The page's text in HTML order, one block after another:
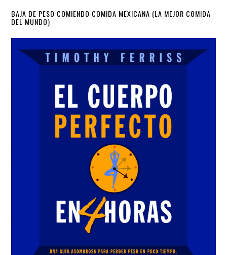
Primary
Sidebar
BAJA DE PESO COMIENDO COMIDA MEXICANA (LA MEJOR COMIDA
DEL MUNDO)